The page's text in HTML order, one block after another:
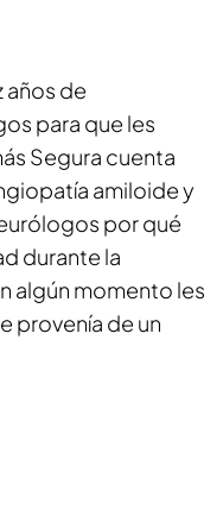
años de
para que les
Segura cuenta
amiloide y
por qué
durante la
algún momento les
provenía de un